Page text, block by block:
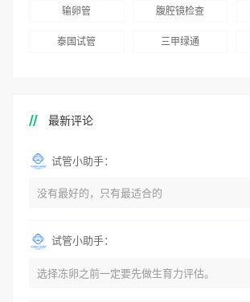
输卵管 腹腔镜检查
泰国试管 三甲绿通
最新评论
试管小助手：
没有最好的，只有最适合的
试管小助手：
选择冻卵之前一定要先做生育力评估。